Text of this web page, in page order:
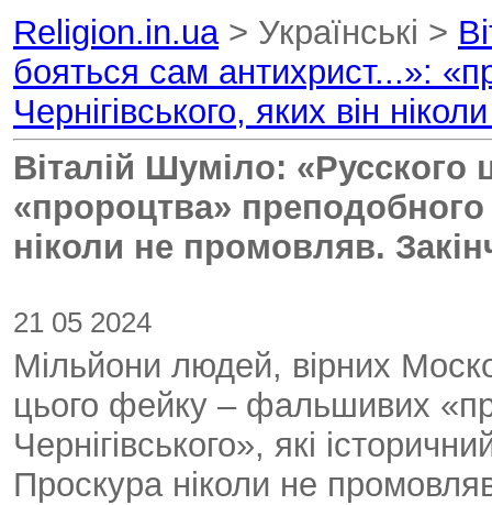
Religion.in.ua> Українські >
бояться сам антихрист...»:
Чернігівського, яких він
Віталій Шуміло: «Русского
«пророцтва» преподобного
ніколи не промовляв.
21 05 2024
Мільйони людей, вірних
цього фейку – фальшивих
Чернігівського», які
Проскура ніколи не